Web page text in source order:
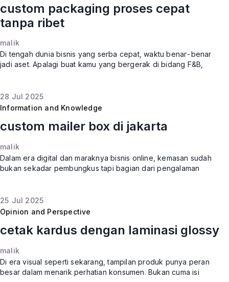
custom packaging proses cepat
tanpa ribet
malik
Di tengah dunia bisnis yang serba cepat, waktu benar-benar
jadi aset. Apalagi buat kamu yang bergerak di bidang F&B,
28 Jul 2025
Information and Knowledge
custom mailer box di jakarta
malik
Dalam era digital dan maraknya bisnis online, kemasan sudah
bukan sekadar pembungkus tapi bagian dari pengalaman
25 Jul 2025
Opinion and Perspective
cetak kardus dengan laminasi glossy
malik
Di era visual seperti sekarang, tampilan produk punya peran
besar dalam menarik perhatian konsumen. Bukan cuma isi